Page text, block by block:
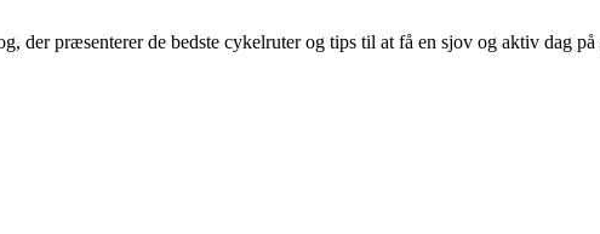
der præsenterer de bedste cykelruter og tips til at få en sjov og aktiv dag